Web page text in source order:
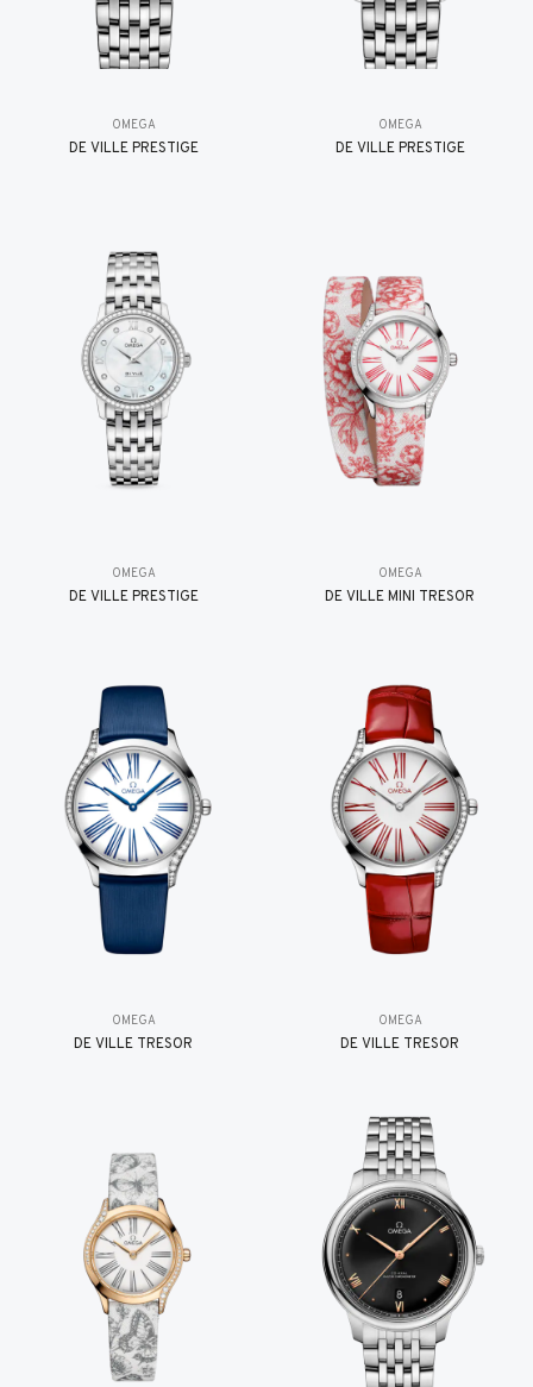
OMEGA
DE VILLE PRESTIGE
OMEGA
DE VILLE PRESTIGE
OMEGA
DE VILLE PRESTIGE
OMEGA
DE VILLE MINI TRÉSOR
OMEGA
DE VILLE TRESOR
OMEGA
DE VILLE TRESOR